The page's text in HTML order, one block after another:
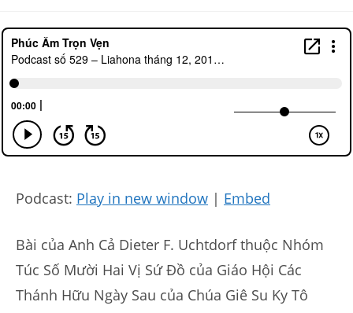
Podcast: Play in new window | Embed
Bài của Anh Cả Dieter F. Uchtdorf thuộc Nhóm
Túc Số Mười Hai Vị Sứ Đồ của Giáo Hội Các
Thánh Hữu Ngày Sau của Chúa Giê Su Ky Tô